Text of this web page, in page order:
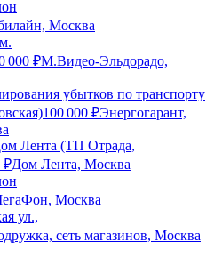
Москва
000 ₽М.Видео-Эльдорадо,
убытков по транспорту
100 000 ₽Энергогарант,
Лента (ТП Отрада,
₽Дом Лента, Москва
Москва
ул.,
сеть магазинов, Москва